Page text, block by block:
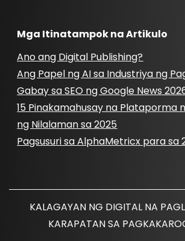
Mga Itinatampok na Artikulo
Ano ang Digital Publishing?
Ang Papel ng AI sa Industriya ng
Gabay sa SEO ng Google News
15 Pinakamahusay na Plataporma
ng Nilalaman sa 2025
Pagsusuri sa AlphaMetricx para sa
KALAGAYAN NG DIGITAL NA
KARAPATAN SA